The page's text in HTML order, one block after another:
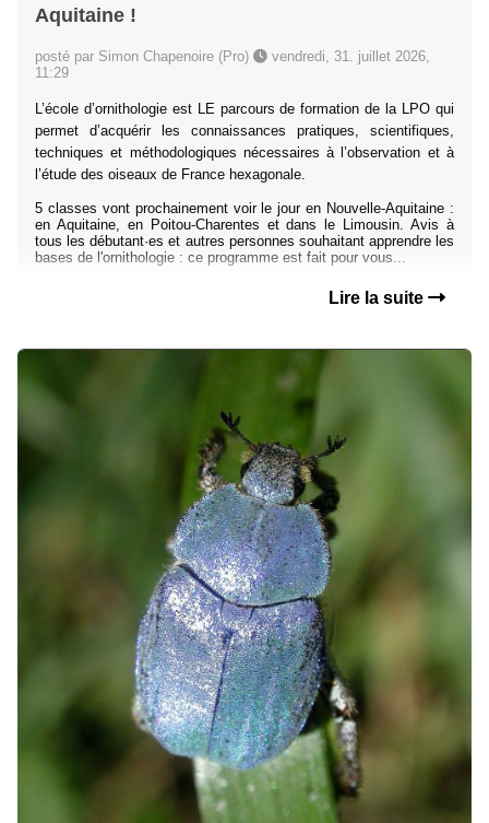
Aquitaine !
posté par Simon Chapenoire (Pro)
vendredi, 31. juillet 2026,
11:29
L’école d’ornithologie est LE parcours de formation de la LPO qui
permet d’acquérir les connaissances pratiques, scientifiques,
techniques et méthodologiques nécessaires à l’observation et à
l’étude des oiseaux de France hexagonale.
5 classes vont prochainement voir le jour en Nouvelle-Aquitaine :
en Aquitaine, en Poitou-Charentes et dans le Limousin. Avis à
tous les débutant·es et autres personnes souhaitant apprendre les
bases de l'ornithologie : ce programme est fait pour vous...
Lire la suite